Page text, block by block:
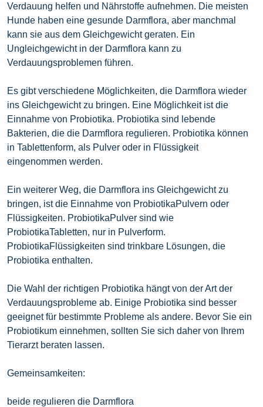
Verdauung helfen und Nährstoffe aufnehmen. Die meisten
Hunde haben eine gesunde Darmflora, aber manchmal
kann sie aus dem Gleichgewicht geraten. Ein
Ungleichgewicht in der Darmflora kann zu
Verdauungsproblemen führen.
Es gibt verschiedene Möglichkeiten, die Darmflora wieder
ins Gleichgewicht zu bringen. Eine Möglichkeit ist die
Einnahme von Probiotika. Probiotika sind lebende
Bakterien, die die Darmflora regulieren. Probiotika können
in Tablettenform, als Pulver oder in Flüssigkeit
eingenommen werden.
Ein weiterer Weg, die Darmflora ins Gleichgewicht zu
bringen, ist die Einnahme von ProbiotikaPulvern oder
Flüssigkeiten. ProbiotikaPulver sind wie
ProbiotikaTabletten, nur in Pulverform.
ProbiotikaFlüssigkeiten sind trinkbare Lösungen, die
Probiotika enthalten.
Die Wahl der richtigen Probiotika hängt von der Art der
Verdauungsprobleme ab. Einige Probiotika sind besser
geeignet für bestimmte Probleme als andere. Bevor Sie ein
Probiotikum einnehmen, sollten Sie sich daher von Ihrem
Tierarzt beraten lassen.
Gemeinsamkeiten:
beide regulieren die Darmflora